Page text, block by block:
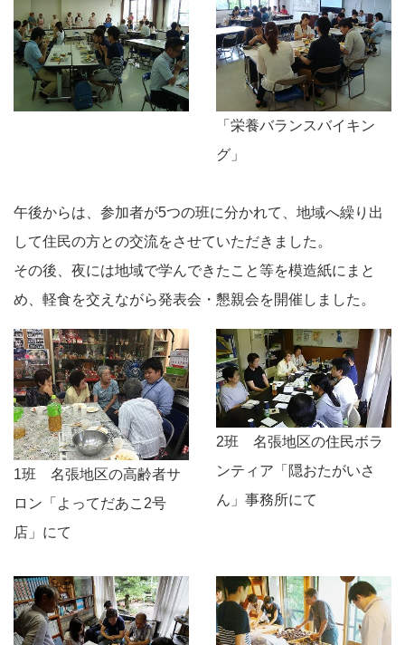
「栄養バランスバイキン
グ」
午後からは、参加者が5つの班に分かれて、地域へ繰り出
して住民の方との交流をさせていただきました。
その後、夜には地域で学んできたこと等を模造紙にまと
め、軽食を交えながら発表会・懇親会を開催しました。
1班 名張地区の高齢者サ
ロン「よってだあこ2号
店」にて
2班 名張地区の住民ボラ
ンティア「隠おたがいさ
ん」事務所にて